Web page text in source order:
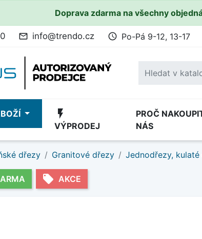
Doprava zdarma na všechny
mail_outline info@trendo.cz access_time Po-Pá 9-12, 13-17
flash_on
VÝPRODEJ
PROČ
NÁS
dřezy Granitové dřezy Jednodřezy,
local_offer AKCE